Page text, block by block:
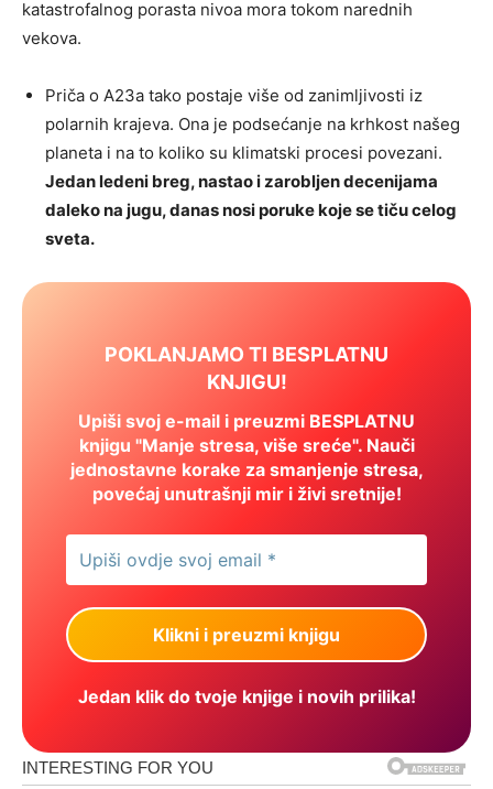
katastrofalnog porasta nivoa mora tokom narednih
vekova.
Priča o A23a tako postaje više od zanimljivosti iz
polarnih krajeva. Ona je podsećanje na krhkost našeg
planeta i na to koliko su klimatski procesi povezani.
Jedan ledeni breg, nastao i zarobljen decenijama
daleko na jugu, danas nosi poruke koje se tiču celog
sveta.
POKLANJAMO TI BESPLATNU
KNJIGU!
Upiši svoj e-mail i preuzmi BESPLATNU
knjigu "Manje stresa, više sreće". Nauči
jednostavne korake za smanjenje stresa,
povećaj unutrašnji mir i živi sretnije!
Jedan klik do tvoje knjige i novih prilika!